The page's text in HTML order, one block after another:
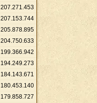
207.271.453
207.153.744
205.878.895
204.750.633
199.366.942
194.249.273
184.143.671
180.453.140
179.858.727